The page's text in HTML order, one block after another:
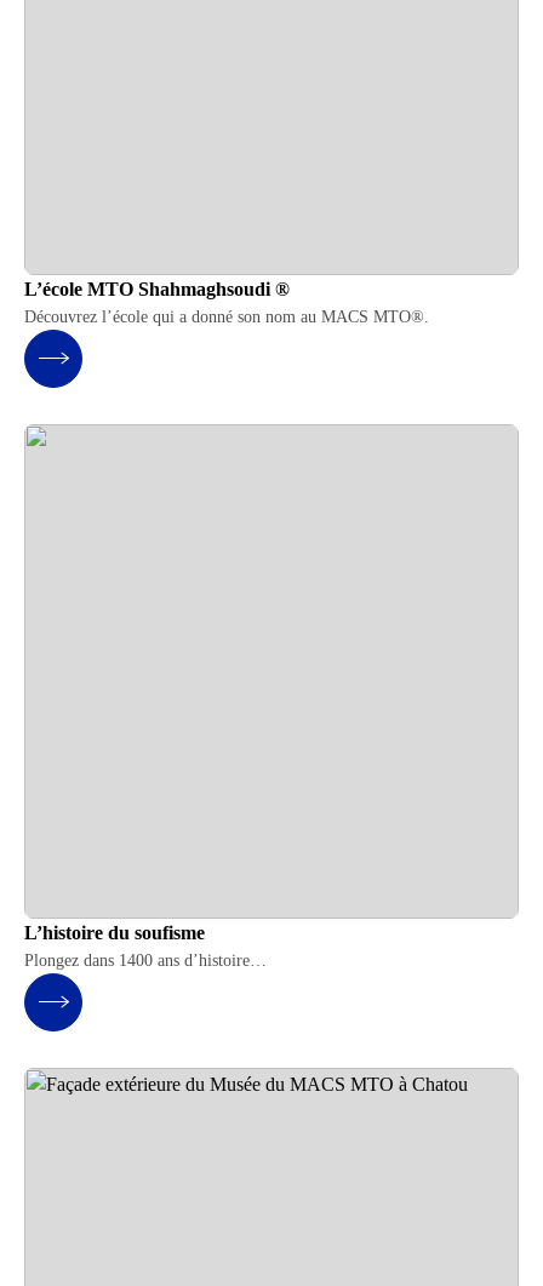
L’école MTO Shahmaghsoudi ®
Découvrez l’école qui a donné son nom au MACS MTO®.
L’histoire du soufisme
Plongez dans 1400 ans d’histoire…